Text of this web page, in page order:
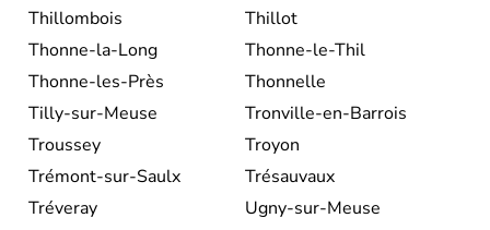
Thillombois
Thillot
Thonne-la-Long
Thonne-le-Thil
Thonne-les-Près
Thonnelle
Tilly-sur-Meuse
Tronville-en-Barrois
Troussey
Troyon
Trémont-sur-Saulx
Trésauvaux
Tréveray
Ugny-sur-Meuse